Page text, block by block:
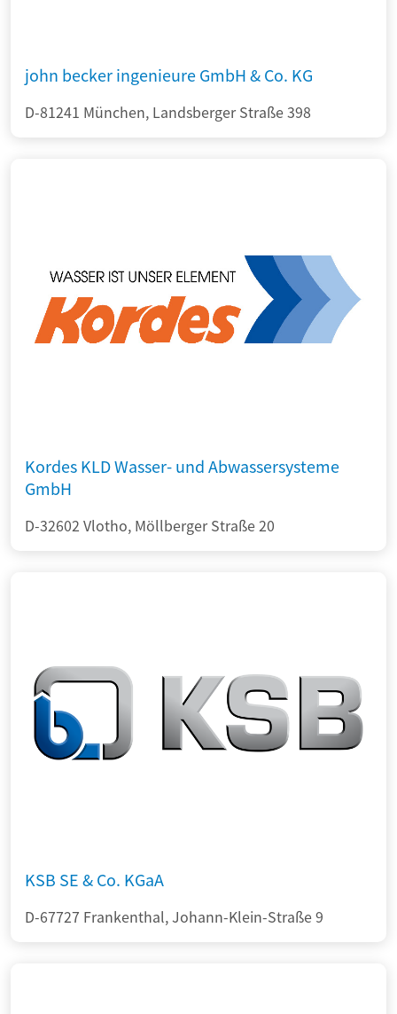
john becker ingenieure GmbH & Co. KG
D-81241 München, Landsberger Straße 398
Kordes KLD Wasser- und Abwassersysteme
GmbH
D-32602 Vlotho, Möllberger Straße 20
KSB SE & Co. KGaA
D-67727 Frankenthal, Johann-Klein-Straße 9